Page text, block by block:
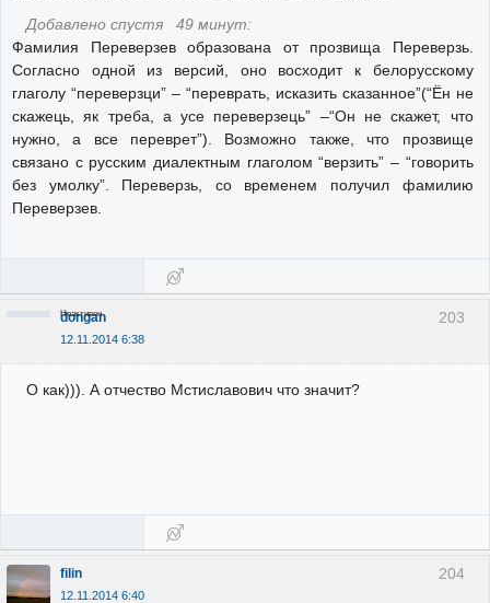
Добавлено спустя 49 минут:
Фамилия Переверзев образована от прозвища Переверзь.
Согласно одной из версий, оно восходит к белорусскому
глаголу “переверзци” – “переврать, исказить сказанное”(“Ён не
скажець, як треба, а усе переверзець” –“Он не скажет, что
нужно, а все переврет”). Возможно также, что прозвище
связано с русским диалектным глаголом “верзить” – “говорить
без умолку”. Переверзь, со временем получил фамилию
Переверзев.
203
dongan
12.11.2014 6:38
Неактивен
О как))). А отчество Мстиславович что значит?
204
filin
12.11.2014 6:40